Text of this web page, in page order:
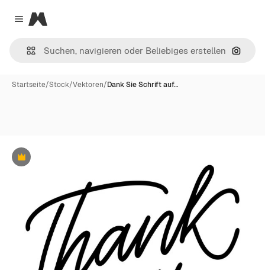
Close menu
Magnific
Nach
Startseite/Stock/Vektoren/Dank Sie Schrift auf…
Premium